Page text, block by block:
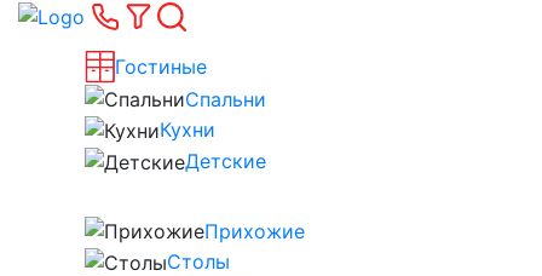
Гостиные
Спальни
Кухни
Детские
Прихожие
Столы